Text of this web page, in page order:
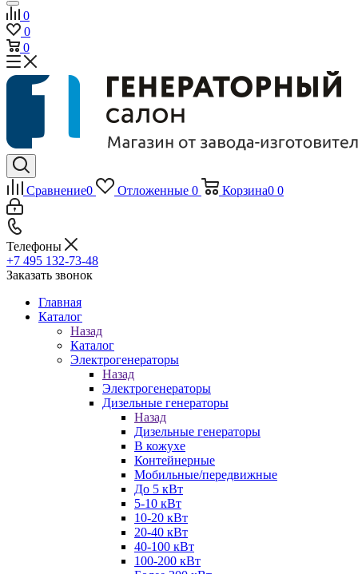
0
0
0
Сравнение0 Отложенные 0 Корзина0 0
Телефоны
+7 495 132-73-48
Заказать звонок
Главная
Каталог
Назад
Каталог
Электрогенераторы
Назад
Электрогенераторы
Дизельные генераторы
Назад
Дизельные генераторы
В кожухе
Контейнерные
Мобильные/передвижные
До 5 кВт
5-10 кВт
10-20 кВт
20-40 кВт
40-100 кВт
100-200 кВт